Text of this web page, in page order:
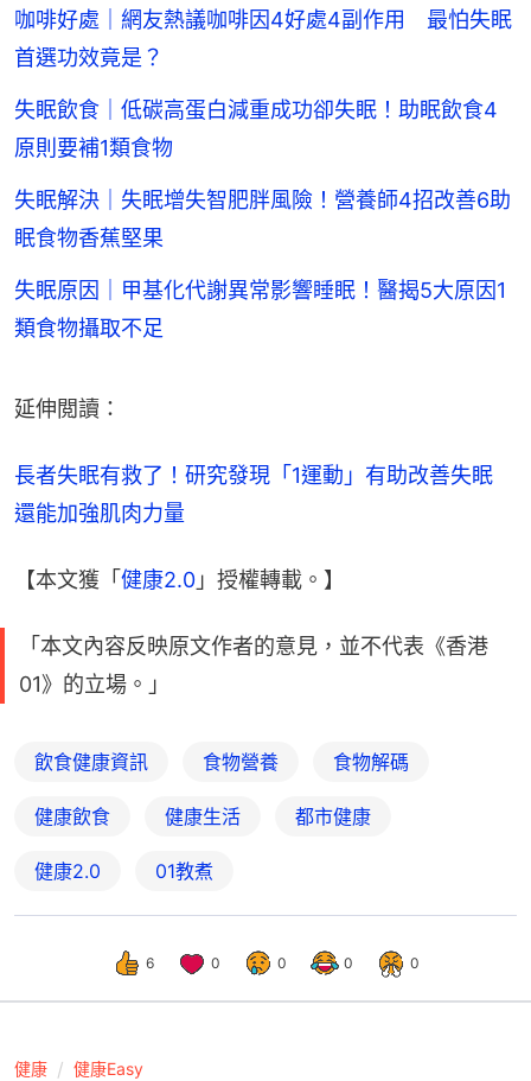
咖啡好處｜網友熱議咖啡因4好處4副作用 最怕失眠
首選功效竟是？
失眠飲食｜低碳高蛋白減重成功卻失眠！助眠飲食4
原則要補1類食物
失眠解決｜失眠增失智肥胖風險！營養師4招改善6助
眠食物香蕉堅果
失眠原因｜甲基化代謝異常影響睡眠！醫揭5大原因1
類食物攝取不足
延伸閲讀：
長者失眠有救了！研究發現「1運動」有助改善失眠
還能加強肌肉力量
【本文獲「健康2.0 」授權轉載。】
「本文內容反映原文作者的意見，並不代表《香港
01》的立場。」
飲食健康資訊 食物營養 食物解碼
健康飲食 健康生活 都市健康
健康2.0 01教煮
6 0 0 0 0
健康 健康Easy